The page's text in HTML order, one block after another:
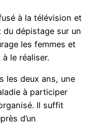
à la télévision et
dépistage sur un
les femmes et
le réaliser.
les deux ans, une
à participer
Il suffit
d’un